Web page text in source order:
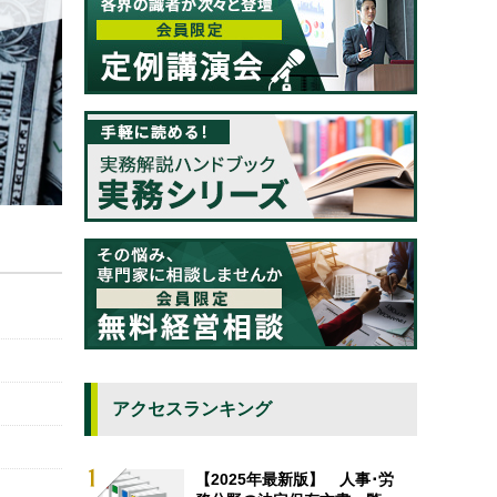
アクセスランキング
【2025年最新版】 人事･労